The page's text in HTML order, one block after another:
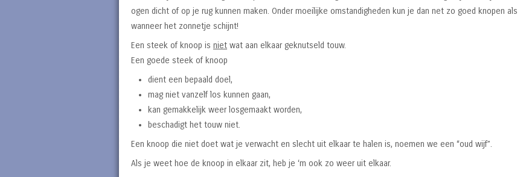
ogen dicht of op je rug kunnen maken. Onder moeilijke omstandigheden kun je dan net zo goed knopen als
wanneer het zonnetje schijnt!
Een steek of knoop is niet wat aan elkaar geknutseld touw.
Een goede steek of knoop
dient een bepaald doel,
mag niet vanzelf los kunnen gaan,
kan gemakkelijk weer losgemaakt worden,
beschadigt het touw niet.
Een knoop die niet doet wat je verwacht en slecht uit elkaar te halen is, noemen we een “oud wijf”.
Als je weet hoe de knoop in elkaar zit, heb je ‘m ook zo weer uit elkaar.